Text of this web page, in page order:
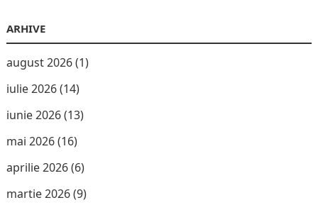
ARHIVE
august 2026(1)
iulie 2026(14)
iunie 2026(13)
mai 2026(16)
aprilie 2026(6)
martie 2026(9)